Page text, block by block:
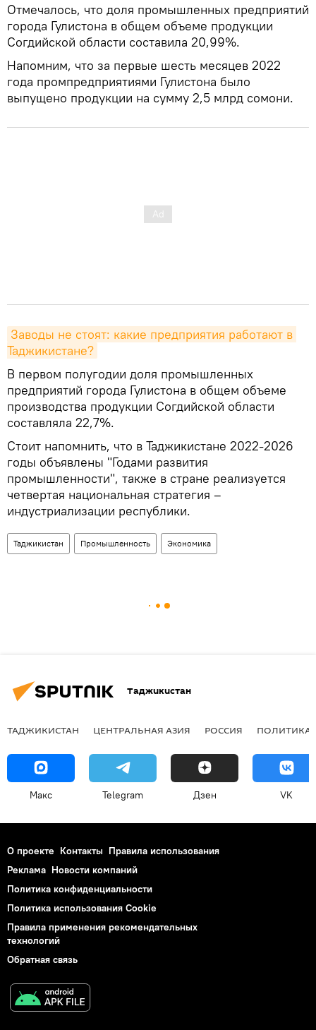
Отмечалось, что доля промышленных предприятий
города Гулистона в общем объеме продукции
Согдийской области составила 20,99%.
Напомним, что за первые шесть месяцев 2022
года промпредприятиями Гулистона было
выпущено продукции на сумму 2,5 млрд сомони.
Заводы не стоят: какие предприятия работают в
Таджикистане?
В первом полугодии доля промышленных
предприятий города Гулистона в общем объеме
производства продукции Согдийской области
составляла 22,7%.
Стоит напомнить, что в Таджикистане 2022-2026
годы объявлены "Годами развития
промышленности", также в стране реализуется
четвертая национальная стратегия –
индустриализации республики.
Таджикистан Промышленность Экономика
Таджикистан
ТАДЖИКИСТАН ЦЕНТРАЛЬНАЯ АЗИЯ РОССИЯ ПОЛИТИКА
Макс Telegram Дзен VK
О проекте Контакты Правила использования
Реклама Новости компаний
Политика конфиденциальности
Политика использования Cookie
Правила применения рекомендательных
технологий
Обратная связь